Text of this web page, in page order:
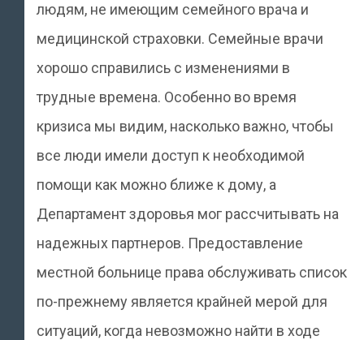
людям, не имеющим семейного врача и
медицинской страховки. Семейные врачи
хорошо справились с изменениями в
трудные времена. Особенно во время
кризиса мы видим, насколько важно, чтобы
все люди имели доступ к необходимой
помощи как можно ближе к дому, а
Департамент здоровья мог рассчитывать на
надежных партнеров. Предоставление
местной больнице права обслуживать список
по-прежнему является крайней мерой для
ситуаций, когда невозможно найти в ходе